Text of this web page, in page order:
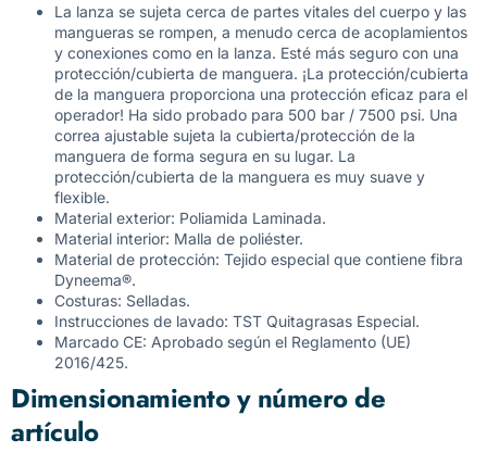
La lanza se sujeta cerca de partes vitales del cuerpo y las
mangueras se rompen, a menudo cerca de acoplamientos
y conexiones como en la lanza. Esté más seguro con una
protección/cubierta de manguera. ¡La protección/cubierta
de la manguera proporciona una protección eficaz para el
operador! Ha sido probado para 500 bar / 7500 psi. Una
correa ajustable sujeta la cubierta/protección de la
manguera de forma segura en su lugar. La
protección/cubierta de la manguera es muy suave y
flexible.
Material exterior: Poliamida Laminada.
Material interior: Malla de poliéster.
Material de protección: Tejido especial que contiene fibra
Dyneema®.
Costuras: Selladas.
Instrucciones de lavado: TST Quitagrasas Especial.
Marcado CE: Aprobado según el Reglamento (UE)
2016/425.
Dimensionamiento y número de
artículo